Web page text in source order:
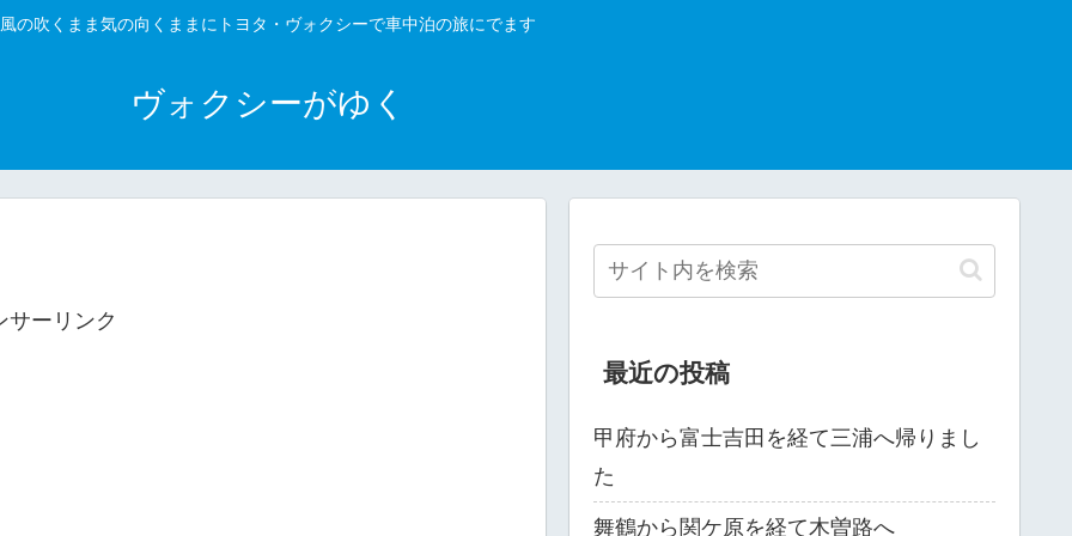
風の吹くまま気の向くままにトヨタ・ヴォクシーで車中泊の旅にでます
ヴォクシーがゆく
サーリンク
最近の投稿
甲府から富士吉田を経て三浦へ帰りまし
た
舞鶴から関ケ原を経て木曽路へ